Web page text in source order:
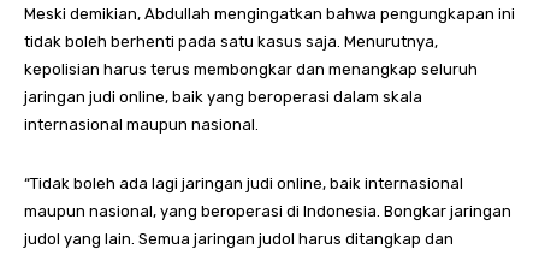
Meski demikian, Abdullah mengingatkan bahwa pengungkapan ini
tidak boleh berhenti pada satu kasus saja. Menurutnya,
kepolisian harus terus membongkar dan menangkap seluruh
jaringan judi online, baik yang beroperasi dalam skala
internasional maupun nasional.
“Tidak boleh ada lagi jaringan judi online, baik internasional
maupun nasional, yang beroperasi di Indonesia. Bongkar jaringan
judol yang lain. Semua jaringan judol harus ditangkap dan